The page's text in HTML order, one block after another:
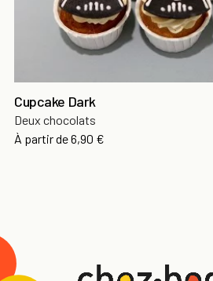
Cupcake Dark
Deux chocolats
À partir de6,90 €